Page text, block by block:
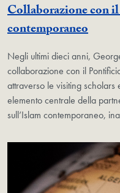
Collaborazione con
contemporaneo
Negli ultimi dieci anni,
collaborazione con il
attraverso le visiting
elemento centrale della
sull’Islam contemporaneo,